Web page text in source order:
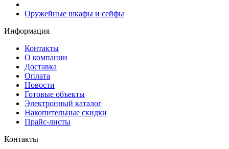
Оружейные шкафы и сейфы
Информация
Контакты
О компании
Доставка
Оплата
Новости
Готовые объекты
Электронный каталог
Накопительные скидки
Прайс-листы
Контакты